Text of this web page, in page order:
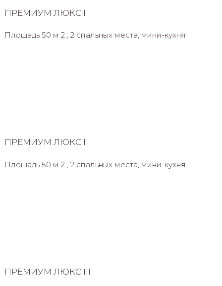
ПРЕМИУМ ЛЮКС I
Площадь 50 м 2 , 2 спальных места, мини-кухня
ПРЕМИУМ ЛЮКС II
Площадь 50 м 2 , 2 спальных места, мини-кухня
ПРЕМИУМ ЛЮКС III